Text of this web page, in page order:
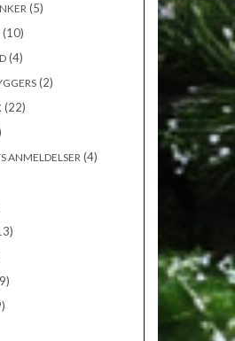
(5)
(10)
(4)
(2)
(22)
ANMELDELSER (4)